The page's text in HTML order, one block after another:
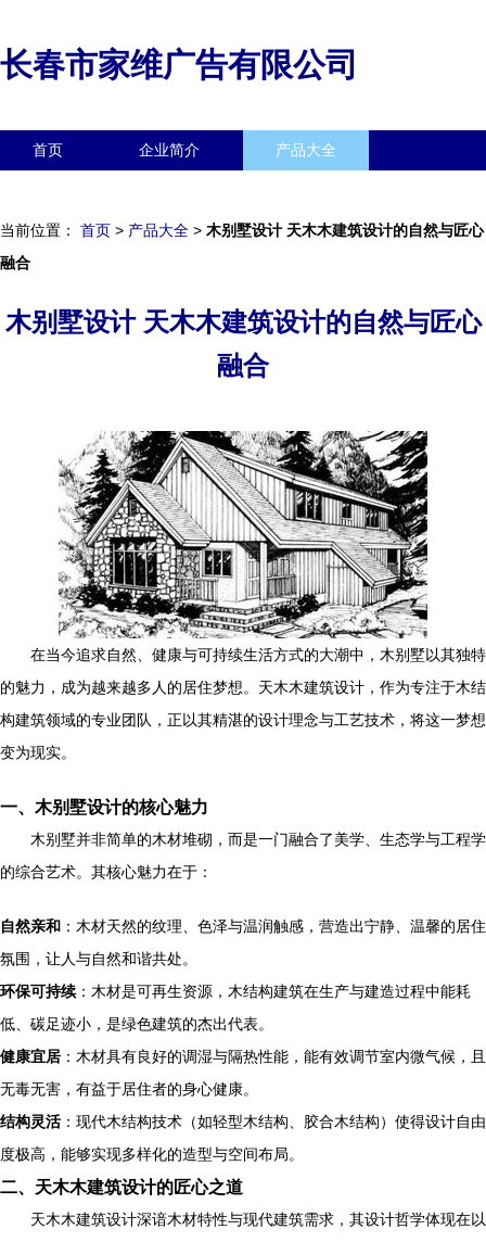
长春市家维广告有限公司
首页 企业简介 产品大全
当前位置： 首页 > 产品大全 > 木别墅设计 天木木建筑设计的自然与匠心
融合
木别墅设计 天木木建筑设计的自然与匠心
融合
在当今追求自然、健康与可持续生活方式的大潮中，木别墅以其独特
的魅力，成为越来越多人的居住梦想。天木木建筑设计，作为专注于木结
构建筑领域的专业团队，正以其精湛的设计理念与工艺技术，将这一梦想
变为现实。
一、木别墅设计的核心魅力
木别墅并非简单的木材堆砌，而是一门融合了美学、生态学与工程学
的综合艺术。其核心魅力在于：
自然亲和 ：木材天然的纹理、色泽与温润触感，营造出宁静、温馨的居住
氛围，让人与自然和谐共处。
环保可持续：木材是可再生资源，木结构建筑在生产与建造过程中能耗
低、碳足迹小，是绿色建筑的杰出代表。
健康宜居 ：木材具有良好的调湿与隔热性能，能有效调节室内微气候，且
无毒无害，有益于居住者的身心健康。
结构灵活 ：现代木结构技术（如轻型木结构、胶合木结构）使得设计自由
度极高，能够实现多样化的造型与空间布局。
二、天木木建筑设计的匠心之道
天木木建筑设计深谙木材特性与现代建筑需求，其设计哲学体现在以